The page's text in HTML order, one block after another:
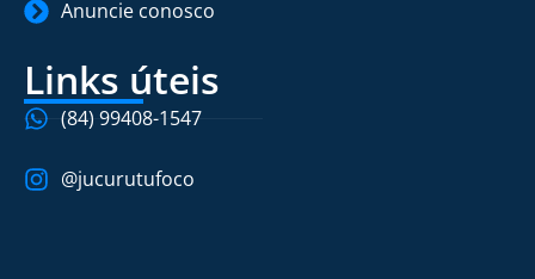
Anuncie conosco
Links úteis
(84) 99408-1547
@jucurutufoco